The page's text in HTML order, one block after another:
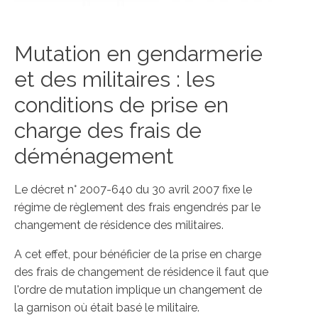
Mutation en gendarmerie
et des militaires : les
conditions de prise en
charge des frais de
déménagement
Le décret n° 2007-640 du 30 avril 2007 fixe le
régime de règlement des frais engendrés par le
changement de résidence des militaires.
A cet effet, pour bénéficier de la prise en charge
des frais de changement de résidence il faut que
l'ordre de mutation implique un changement de
la garnison où était basé le militaire.